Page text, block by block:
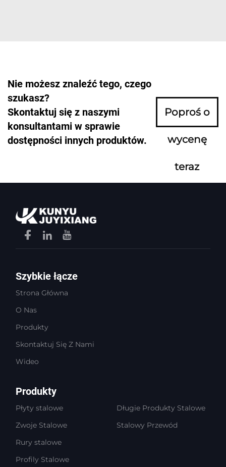
Nie możesz znaleźć tego, czego
szukasz?
Skontaktuj się z naszymi
konsultantami w sprawie
dostępności innych produktów.
Poproś o
wycenę
teraz
Szybkie łącze
Strona Główna
O Nas
Produkty
Skontaktuj Się Z Nami
Wideo
Produkty
Płyty stalowe
Zwoje Stalowe
Rury stalowe
Profily Stalowe
Długie Produkty Stalowe
Stalowy Przewód